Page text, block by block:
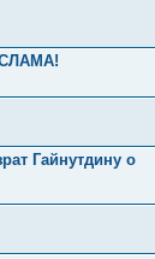
Гайнутдину о